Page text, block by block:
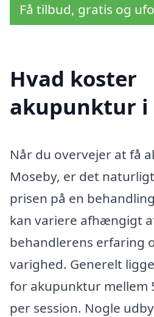
Få tilbud, gratis og
Hvad koster
akupunktur i
Når du overvejer at få
Moseby, er det
prisen på en
kan variere afhængigt
behandlerens erfaring
varighed. Generelt
for akupunktur mellem
per session. Nogle